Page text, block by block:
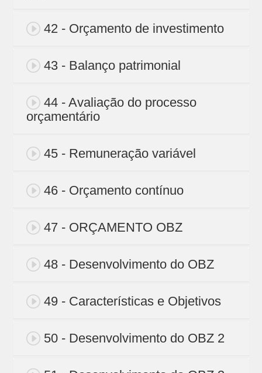
42 - Orçamento de investimento
43 - Balanço patrimonial
44 - Avaliação do processo
orçamentário
45 - Remuneração variável
46 - Orçamento contínuo
47 - ORÇAMENTO OBZ
48 - Desenvolvimento do OBZ
49 - Características e Objetivos
50 - Desenvolvimento do OBZ 2